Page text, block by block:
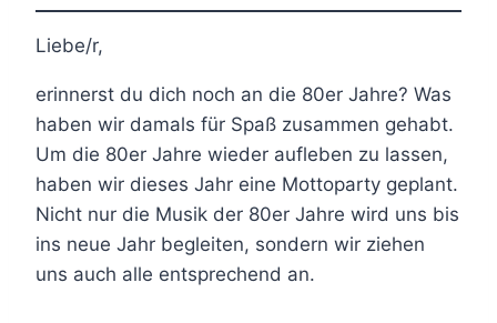
Liebe/r,
erinnerst du dich noch an die 80er Jahre? Was
haben wir damals für Spaß zusammen gehabt.
Um die 80er Jahre wieder aufleben zu lassen,
haben wir dieses Jahr eine Mottoparty geplant.
Nicht nur die Musik der 80er Jahre wird uns bis
ins neue Jahr begleiten, sondern wir ziehen
uns auch alle entsprechend an.